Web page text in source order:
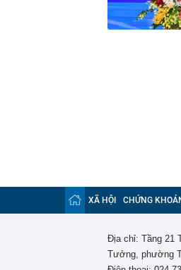
XÃ HỘI CHỨNG
Địa chỉ: Tầng 21
Tưởng, phường